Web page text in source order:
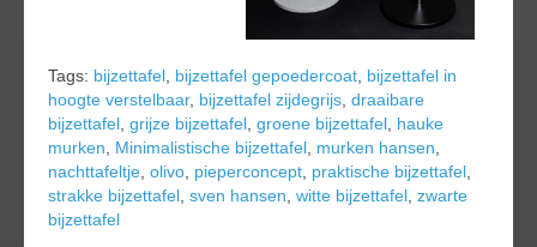
Tags: bijzettafel bijzettafel gepoedercoat bijzettafel in
hoogte verstelbaar, bijzettafel zijdegrijs draaibare
bijzettafel grijze bijzettafel groene bijzettafel hauke
murken
Minimalistische bijzettafel murken hansen
nachttafeltje olivo pieperconcept praktische bijzettafel
strakke bijzettafel sven hansen witte bijzettafel zwarte
bijzettafel